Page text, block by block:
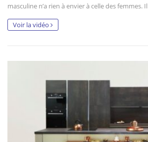
masculine n’a rien à envier à celle des
Voir la vidéo